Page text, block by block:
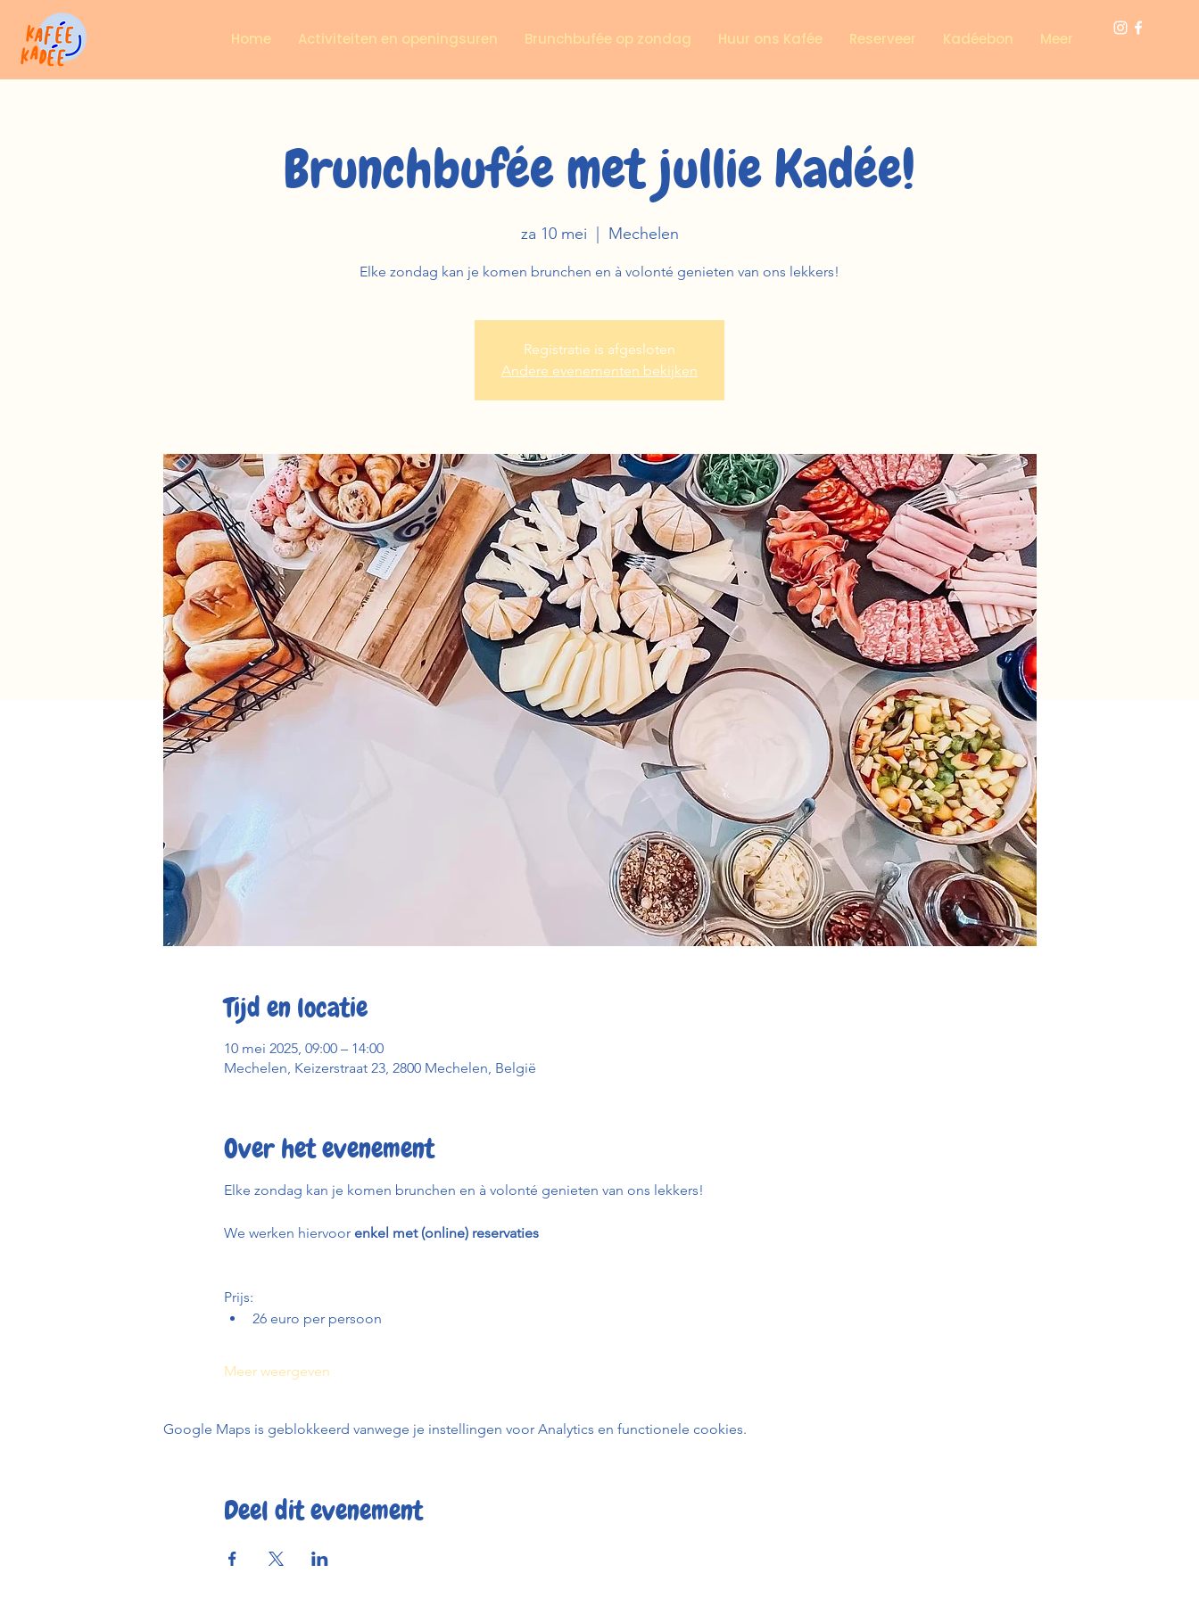
Home Activiteiten en openingsuren Brunchbufée op zondag Huur ons Kafée Reserveer Kadéebon Meer
Brunchbufée met jullie Kadée!
za 10 mei Mechelen
Elke zondag kan je komen brunchen en à volonté genieten van ons lekkers!
Registratie is afgesloten
Andere evenementen bekijken
Tijd en locatie
10 mei 2025, 09:00 – 14:00
Mechelen, Keizerstraat 23, 2800 Mechelen, België
Over het evenement
Elke zondag kan je komen brunchen en à volonté genieten van ons lekkers!
We werken hiervoor enkel met (online) reservaties
Prijs:
26 euro per persoon
Meer weergeven
Google Maps is geblokkeerd vanwege je instellingen voor Analytics en functionele cookies.
Deel dit evenement